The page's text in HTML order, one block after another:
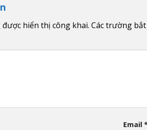
hiển thị công khai. Các trường
Email